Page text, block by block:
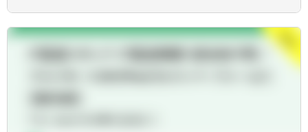
ト体制
- 各領域で実務経験豊富なメンバーによる案
■会計や財務領域でキャリアを積みたい方
■当事者意識を持ち、業務の枠に囚われず能
動的に行動できる方
制構築支援等）
■IPO支援